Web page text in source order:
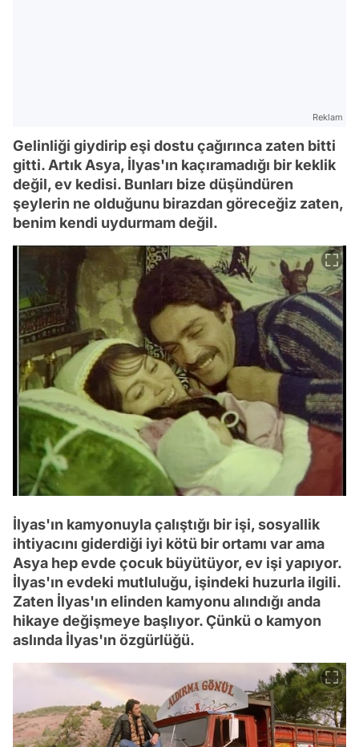
Reklam
Gelinliği giydirip eşi dostu çağırınca zaten bitti
gitti. Artık Asya, İlyas'ın kaçıramadığı bir keklik
değil, ev kedisi. Bunları bize düşündüren
şeylerin ne olduğunu birazdan göreceğiz zaten,
benim kendi uydurmam değil.
İlyas'ın kamyonuyla çalıştığı bir işi, sosyallik
ihtiyacını giderdiği iyi kötü bir ortamı var ama
Asya hep evde çocuk büyütüyor, ev işi yapıyor.
İlyas'ın evdeki mutluluğu, işindeki huzurla ilgili.
Zaten İlyas'ın elinden kamyonu alındığı anda
hikaye değişmeye başlıyor. Çünkü o kamyon
aslında İlyas'ın özgürlüğü.